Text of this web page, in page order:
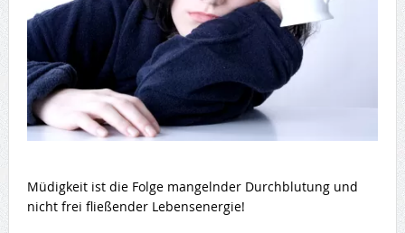
Müdigkeit ist die Folge mangelnder Durchblutung und
nicht frei fließender Lebensenergie!